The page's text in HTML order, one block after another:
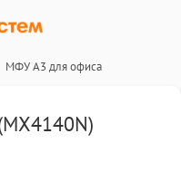
МФУ A3 для офиса